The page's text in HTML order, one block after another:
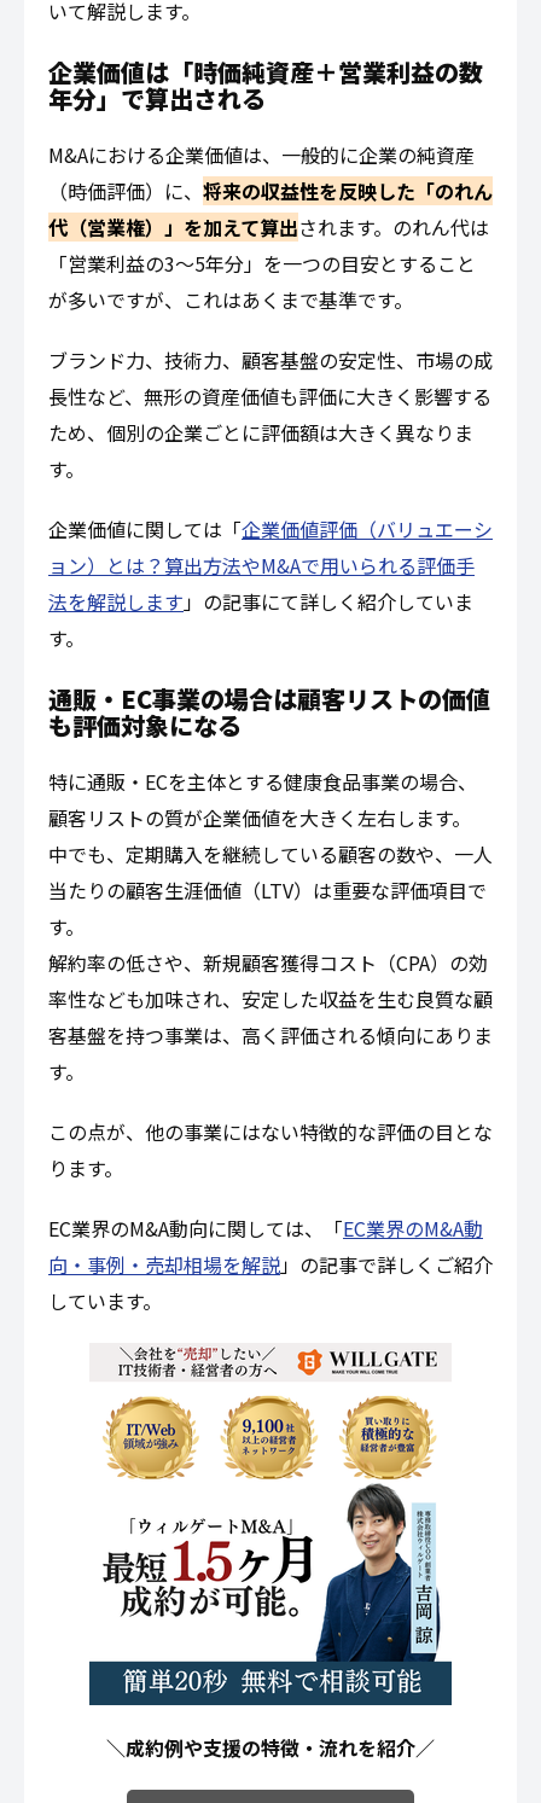
いて解説します。
企業価値は「時価純資産＋営業利益の数
年分」で算出される
M&Aにおける企業価値は、一般的に企業の純資産
（時価評価）に、 将来の収益性を反映した「のれん
代（営業権）」を加えて算出されます。のれん代は
「営業利益の3～5年分」を一つの目安とすること
が多いですが、これはあくまで基準です。
ブランド力、技術力、顧客基盤の安定性、市場の成
長性など、無形の資産価値も評価に大きく影響する
ため、個別の企業ごとに評価額は大きく異なりま
す。
企業価値に関しては「企業価値評価（バリュエーシ
ョン）とは？算出方法やM&Aで用いられる評価手
法を解説します」の記事にて詳しく紹介していま
す。
通販・EC事業の場合は顧客リストの価値
も評価対象になる
特に通販・ECを主体とする健康食品事業の場合、
顧客リストの質が企業価値を大きく左右します。
中でも、定期購入を継続している顧客の数や、一人
当たりの顧客生涯価値（LTV）は重要な評価項目で
す。
解約率の低さや、新規顧客獲得コスト（CPA）の効
率性なども加味され、安定した収益を生む良質な顧
客基盤を持つ事業は、高く評価される傾向にありま
す。
この点が、他の事業にはない特徴的な評価の目とな
ります。
EC業界のM&A動向に関しては、「EC業界のM&A動
向・事例・売却相場を解説」の記事で詳しくご紹介
しています。
＼成約例や支援の特徴・流れを紹介／